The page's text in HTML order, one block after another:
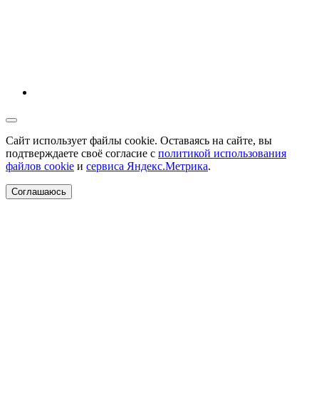
Сайт использует файлы cookie. Оставаясь на сайте, вы
подтверждаете своё согласие с политикой использования
файлов cookie и сервиса Яндекс.Метрика.
Соглашаюсь